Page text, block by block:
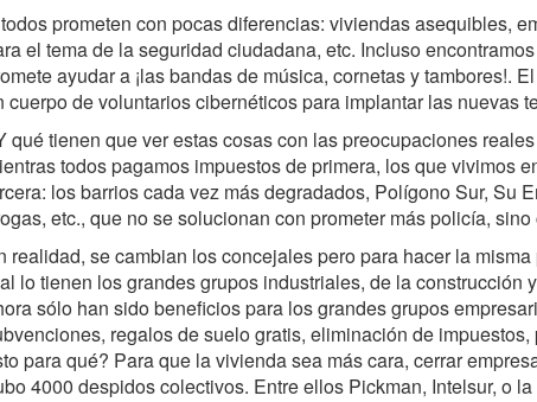
prometen con pocas diferencias: viviendas asequibles,
el tema de la seguridad ciudadana, etc. Incluso
ayudar a ¡las bandas de música, cornetas y tambores!.
cuerpo de voluntarios cibernéticos para implantar las nuevas
qué tienen que ver estas cosas con las preocupaciones
todos pagamos impuestos de primera, los que vivimos
los barrios cada vez más degradados, Polígono Sur, Su
etc., que no se solucionan con prometer más policía,
realidad, se cambian los concejales pero para hacer la
lo tienen los grandes grupos industriales, de la construcción
sólo han sido beneficios para los grandes grupos
regalos de suelo gratis, eliminación de
para qué? Para que la vivienda sea más cara, cerrar
4000 despidos colectivos. Entre ellos Pickman, Intelsur, o